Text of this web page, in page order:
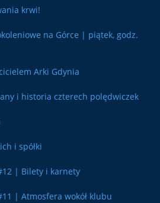
krwi!
na Górce | piątek, godz.
Arki Gdynia
i historia czterech polędwiczek
i spółki
| Bilety i karnety
| Atmosfera wokół klubu